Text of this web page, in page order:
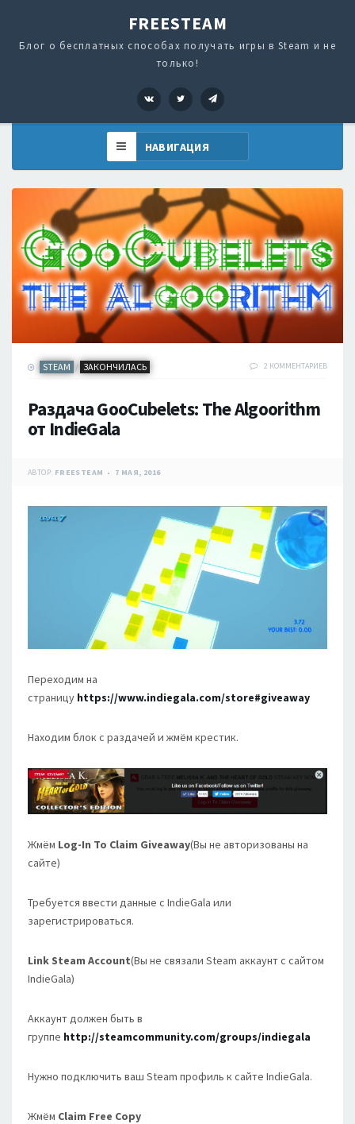
FREESTEAM
Блог о бесплатных способах получать игры в Steam и не
только!
VK Twitter
STEAM / ЗАКОНЧИЛАСЬ 2 КОММЕНТАРИЕВ
Раздача GooCubelets: The Algoorithm
от IndieGala
АВТОР: FREESTEAM 7 МАЯ, 2016
Переходим на
страницу https://www.indiegala.com/store#giveaway
Находим блок с раздачей и жмём крестик.
Жмём Log-In To Claim Giveaway(Вы не авторизованы на
сайте)
Требуется ввести данные с IndieGala или
зарегистрироваться.
Link Steam Account(Вы не связали Steam аккаунт с сайтом
IndieGala)
Аккаунт должен быть в
группе http://steamcommunity.com/groups/indiegala
Нужно подключить ваш Steam профиль к сайте IndieGala.
Жмём Claim Free Copy